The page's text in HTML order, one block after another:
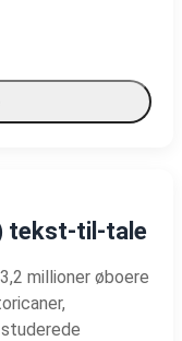
tekst-til-tale
millioner øboere